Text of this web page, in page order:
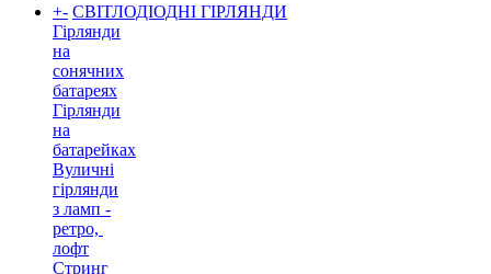
+- СВІТЛОДІОДНІ ГІРЛЯНДИ
Гірлянди
на
сонячних
батареях
Гірлянди
на
батарейках
Вуличні
гірлянди
з ламп -
ретро, ​​
лофт
Стринг